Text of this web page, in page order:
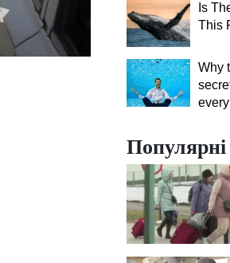
Is
This
Why